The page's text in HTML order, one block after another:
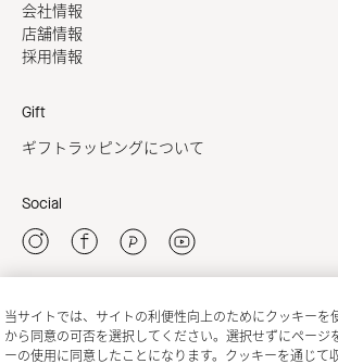
会社情報
店舗情報
採用情報
Gift
ギフトラッピングについて
Social
新規会員登録
当サイトでは、サイトの利便性向上のためにクッキーを
から同意の可否を選択してください。選択せずにページ
ーの使用に同意したことになります。クッキーを通じて